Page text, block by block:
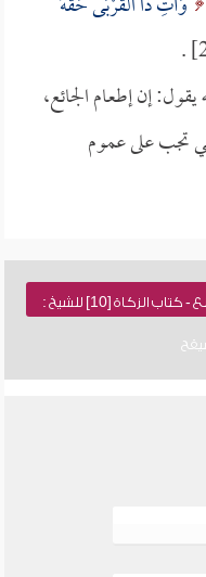
يقول: إن إطعام الجائع،
تجب على عموم
نسخة نصية للطباعة , شرح زاد المستقنع - كتاب الزكاة [10] للشيخ :